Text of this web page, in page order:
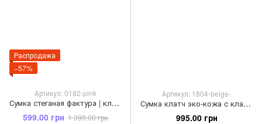
Распродажа
−57%
Артикул: 0182-pink
Сумка стеганая фактура | клатч Лоран 0182 Розовый
599.00 грн 1 390.00 грн
Артикул: 1804-beige-
Сумка клатч эко-кожа с клапаном конверт А-1804 Бежевая
995.00 грн